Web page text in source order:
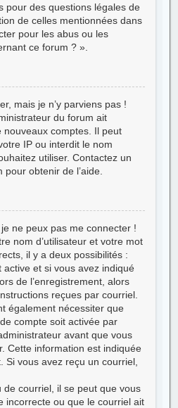
pour des questions légales de
de celles mentionnées dans
pour les abus ou les
ce forum ? ».
mais je n’y parviens pas !
du forum ait
nouveaux comptes. Il peut
IP ou interdit le nom
utiliser. Contactez un
obtenir de l’aide.
ne peux pas me connecter !
nom d’utilisateur et votre mot
il y a deux possibilités :
active et si vous avez indiqué
de l’enregistrement, alors
reçues par courriel.
également nécessiter que
compte soit activée par
avant que vous
Cette information est indiquée
Si vous avez reçu un courriel,
de courriel, il se peut que vous
incorrecte ou que le courriel ait